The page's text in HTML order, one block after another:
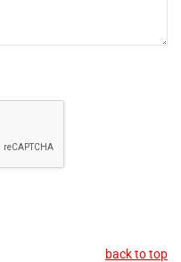
back to top